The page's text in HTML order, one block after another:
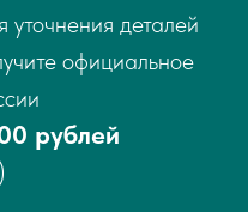
деталей
официальное
рублей